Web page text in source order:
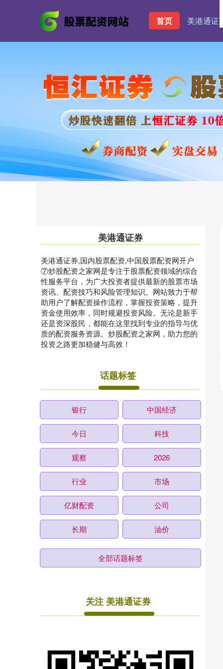
首页 美港通证
美港通证券
美港通证券,国内股票配资,中国股票配资网开户
⑦炒股配资之家网是专注于股票配资领域的综合
性服务平台，为广大投资者提供最新的股票市场
资讯、配资技巧和风险管理知识。网站致力于帮
助用户了解配资操作流程，掌握投资策略，提升
资金使用效率，同时规避投资风险。无论是新手
还是资深股民，都能在这里找到专业的指导与优
质的配资服务资源。炒股配资之家网，助力您的
投资之路更加稳健与高效！
话题标签
银行 中国经济
今日 科技
观察 2026
行业 市场
亿财配资 公司
长期 油价
全部话题标签
关注 美港通证券